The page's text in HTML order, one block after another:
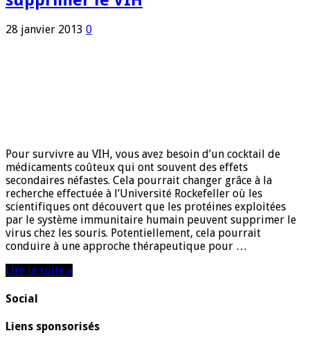
28 janvier 2013 0
Pour survivre au VIH, vous avez besoin d’un cocktail de
médicaments coûteux qui ont souvent des effets
secondaires néfastes. Cela pourrait changer grâce à la
recherche effectuée à l’Université Rockefeller où les
scientifiques ont découvert que les protéines exploitées
par le système immunitaire humain peuvent supprimer le
virus chez les souris. Potentiellement, cela pourrait
conduire à une approche thérapeutique pour …
Lire la suite »
Social
Liens sponsorisés